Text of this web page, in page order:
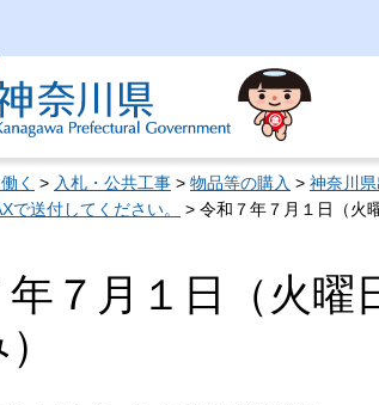
く > 入札・公共工事 > 物品等の購入 > 神奈川
で送付してください。
> 令和７年７月１日（火
７月１日（火曜